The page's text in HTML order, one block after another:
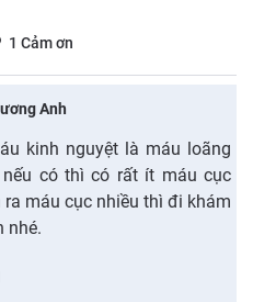
1 Cảm ơn
Anh
kinh nguyệt là máu loãng
nếu có thì có rất ít máu cục
ra máu cục nhiều thì đi khám
nhé.